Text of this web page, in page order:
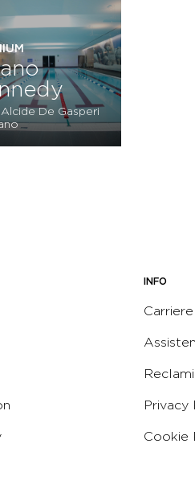
De Gasperi
INFO
Carriere
Reclami
Privacy
Cookie